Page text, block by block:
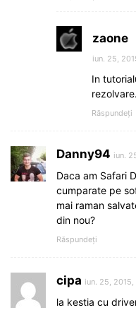
zaone
iun. 25,
In
rezolvare.
Răspundeți
Danny94 iun.
Daca am Safari
cumparate pe
mai raman
din nou?
Răspundeți
cipa iun. 25,
la kestia cu